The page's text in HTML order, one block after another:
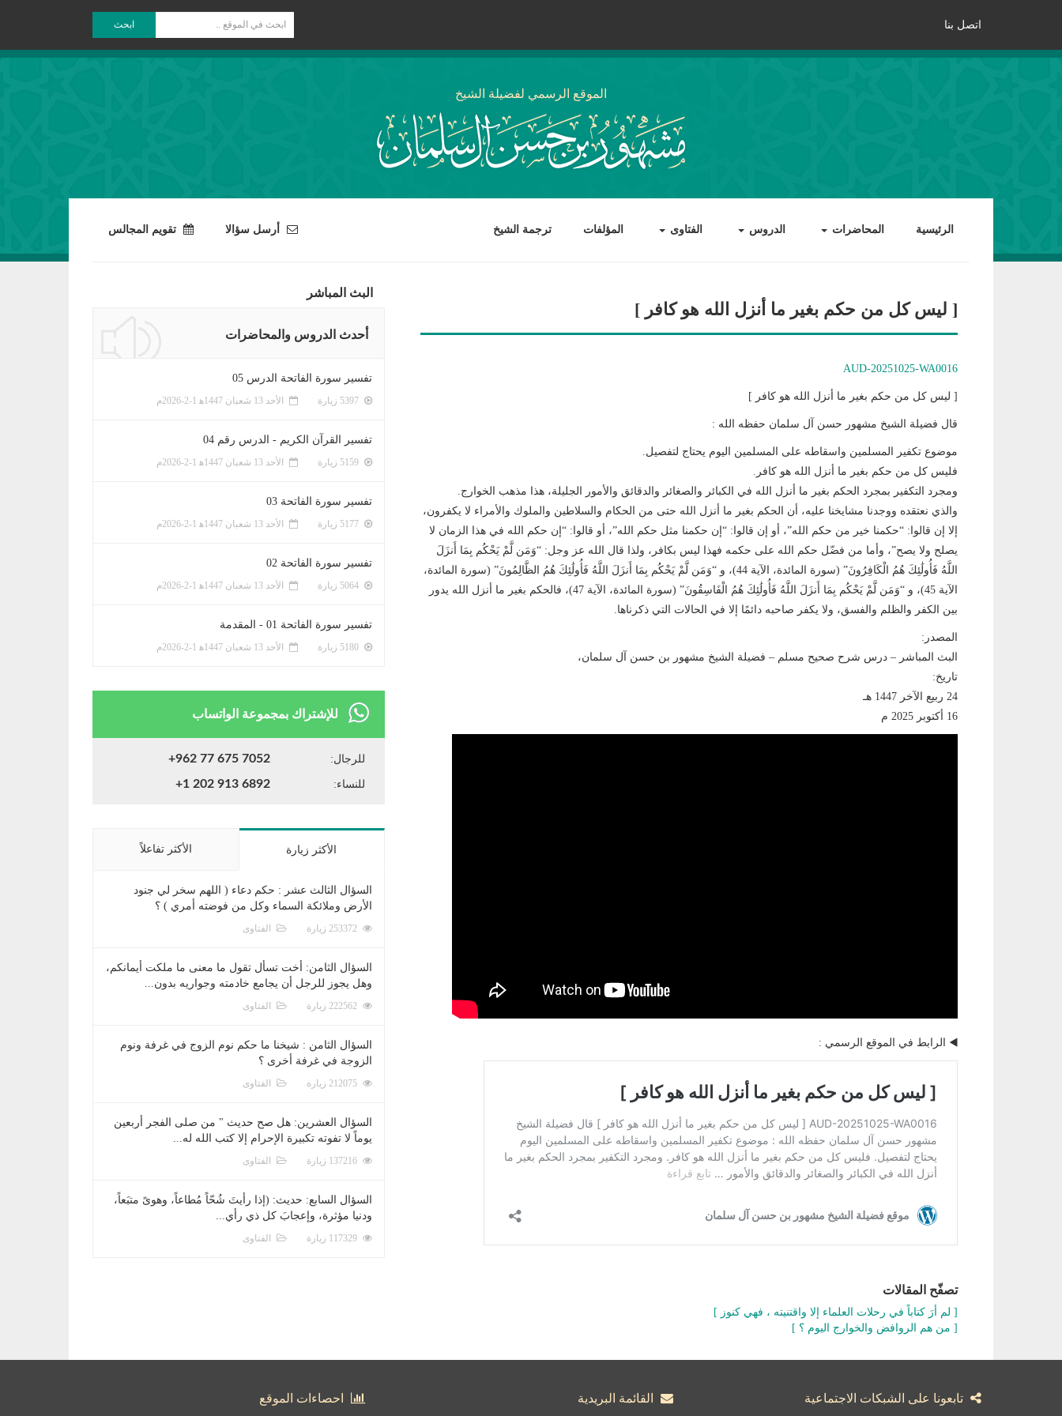
اتصل بنا ابحث
الموقع الرسمي لفضيلة الشيخ
الرئيسية المحاضرات الدروس الفتاوى المؤلفات ترجمة الشيخ أرسل سؤالا تقويم المجالس
[ ليس كل من حكم بغير ما أنزل الله هو كافر ]
AUD-20251025-WA0016
[ ليس كل من حكم بغير ما أنزل الله هو كافر ]
قال فضيلة الشيخ مشهور حسن آل سلمان حفظه الله :
موضوع تكفير المسلمين واسقاطه على المسلمين اليوم يحتاج لتفصيل.
فليس كل من حكم بغير ما أنزل الله هو كافر.
ومجرد التكفير بمجرد الحكم بغير ما أنزل الله في الكبائر والصغائر والدقائق والأمور الجليلة، هذا مذهب الخوارج.
والذي نعتقده ووجدنا مشايخنا عليه، أن الحكم بغير ما أنزل الله حتى من الحكام والسلاطين والملوك والأمراء لا يكفرون،
إلا إن قالوا: “حكمنا خير من حكم الله”، أو إن قالوا: “إن حكمنا مثل حكم الله”، أو قالوا: “إن حكم الله في هذا الزمان لا
يصلح ولا يصح”، وأما من فضّل حكم الله على حكمه فهذا ليس بكافر، ولذا قال الله عز وجل: “وَمَن لَّمْ يَحْكُم بِمَا أَنزَلَ
اللَّهُ فَأُولَٰئِكَ هُمُ الْكَافِرُونَ” (سورة المائدة، الآية 44)، و “وَمَن لَّمْ يَحْكُم بِمَا أَنزَلَ اللَّهُ فَأُولَٰئِكَ هُمُ الظَّالِمُونَ” (سورة المائدة،
الآية 45)، و “وَمَن لَّمْ يَحْكُم بِمَا أَنزَلَ اللَّهُ فَأُولَٰئِكَ هُمُ الْفَاسِقُونَ” (سورة المائدة، الآية 47)، فالحكم بغير ما أنزل الله يدور
بين الكفر والظلم والفسق، ولا يكفر صاحبه دائمًا إلا في الحالات التي ذكرناها.
المصدر:
البث المباشر – درس شرح صحيح مسلم – فضيلة الشيخ مشهور بن حسن آل سلمان،
تاريخ:
24 ربيع الآخر 1447 هـ
16 أكتوبر 2025 م
◀️ الرابط في الموقع الرسمي :
تصفّح المقالات
[ لم أرَ كتاباً في رحلات العلماء إلا واقتنيته ، فهي كنوز ]
[ من هم الروافض والخوارج اليوم ؟ ]
البث المباشر
أحدث الدروس والمحاضرات
تفسير سورة الفاتحة الدرس 05
الأحد 13 شعبان 1447ﻫ 1-2-2026م
تفسير القرآن الكريم - الدرس رقم 04
الأحد 13 شعبان 1447ﻫ 1-2-2026م
تفسير سورة الفاتحة 03
الأحد 13 شعبان 1447ﻫ 1-2-2026م
تفسير سورة الفاتحة 02
الأحد 13 شعبان 1447ﻫ 1-2-2026م
تفسير سورة الفاتحة 01 - المقدمة
الأحد 13 شعبان 1447ﻫ 1-2-2026م
للإشتراك بمجموعة الواتساب
للرجال: +962 77 675 7052
للنساء: +1 202 913 6892
الأكثر زيارة الأكثر تفاعلاً
السؤال الثالث عشر : حكم دعاء ( اللهم سخر لي جنود
الأرض وملائكة السماء وكل من فوضته أمري ) ؟
الفتاوى
السؤال الثامن: أخت تسأل تقول ما معنى ما ملكت أيمانكم،
وهل يجوز للرجل أن يجامع خادمته وجواريه بدون...
الفتاوى
السؤال الثامن : شيخنا ما حكم نوم الزوج في غرفة ونوم
الزوجة في غرفة أخرى ؟
الفتاوى
السؤال العشرين: هل صح حديث " من صلى الفجر أربعين
يوماً لا تفوته تكبيرة الإحرام إلا كتب الله له...
الفتاوى
السؤال السابع: حديث: (إذا رأيتَ شُحّاً مُطاعاً، وهوىً متبَعاً،
ودنيا مؤثرة، وإعجابَ كل ذي رأي...
الفتاوى
تابعونا على الشبكات الاجتماعية القائمة البريدية احصاءات الموقع